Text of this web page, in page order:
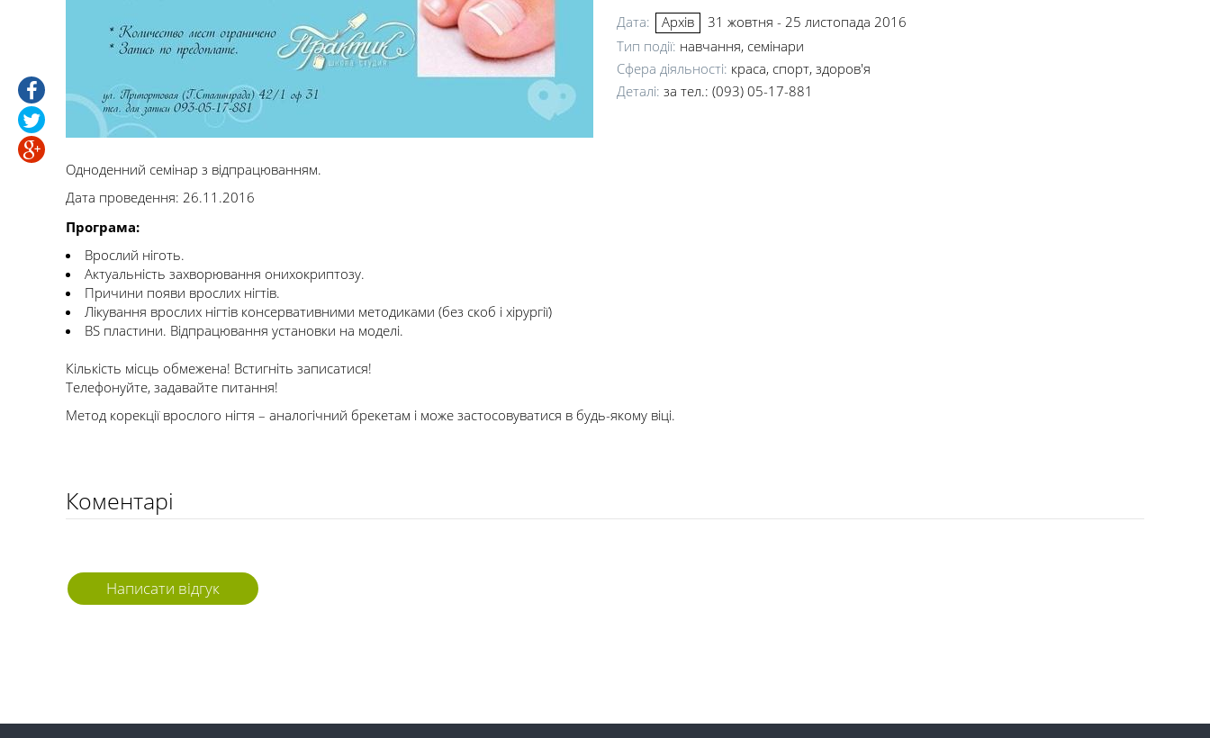
Дата: Архів
31 жовтня - 25 листопада 2016
Тип події: навчання, семінари
Сфера діяльності: краса, спорт, здоров'я
Деталі: за тел.: (093) 05-17-881
Одноденний семінар з відпрацюванням.
Дата проведення: 26.11.2016
Програма:
Врослий ніготь.
Актуальність захворювання онихокриптозу.
Причини появи врослих нігтів.
Лікування врослих нігтів консервативними методиками (без скоб і хірургії)
BS пластини. Відпрацювання установки на моделі.
Кількість місць обмежена! Встигніть записатися!
Телефонуйте, задавайте питання!
Метод корекції врослого нігтя – аналогічний брекетам і може застосовуватися в будь-якому віці.
Коментарі
Написати відгук